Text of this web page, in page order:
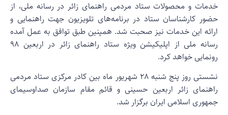
و محصولات ستاد مردمی راهنمای زائر در رسانه ملی، از
کارشناسان ستاد در برنامه‌های تلویزیون جهت راهنمایی و
این خدمات نیز صحبت شد. همپنین طبق توافق به عمل آمده
رسانه ملی از اپلیکیشن ویژه ستاد راهنمای زائر در اربعین ۹۸
خواهد کرد.
نشستی روز پنج شنبه ۲۸ شهریور ماه بین کادر مرکزی ستاد مردمی
زائر اربعین حسینی و قائم مقام سازمان صداوسیمای
اسلامی ایران برگزار شد.